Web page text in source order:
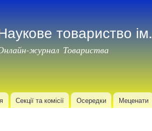
товариство
журнал Товариства
Секції та комісії Осередки Меценати